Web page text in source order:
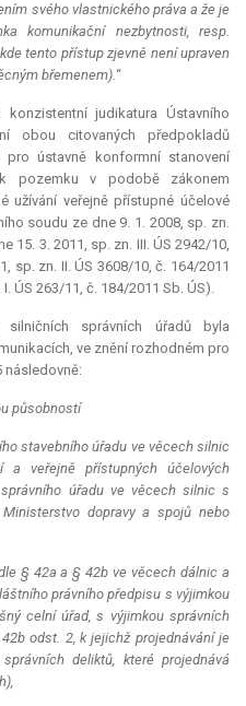
svého vlastnického práva a že je
komunikační nezbytnosti, resp.
tento přístup zjevně není upraven
břemenem).“
konzistentníjudikatura Ústavního
obou citovaných předpokladů
ústavně konformní stanovení
pozemku v podobě zákonem
užívání veřejně přístupné účelové
soudu ze dne 9. 1. 2008, sp. zn.
15. 3. 2011, sp. zn. III. ÚS 2942/10,
sp. zn. II. ÚS 3608/10, č. 164/2011
ÚS 263/11, č. 184/2011 Sb. ÚS).
silničních správních úřadů byla
ve znění rozhodném pro
následovně:
působností
stavebního úřadu ve věcech silnic
veřejně přístupných účelových
úřadu ve věcech silnic s
dopravy a spojů nebo
§ 42a a § 42b ve věcech dálnic a
právního předpisu s výjimkou
celní úřad, s výjimkou správních
odst. 2, k jejichž projednávání je
deliktů, které projednává